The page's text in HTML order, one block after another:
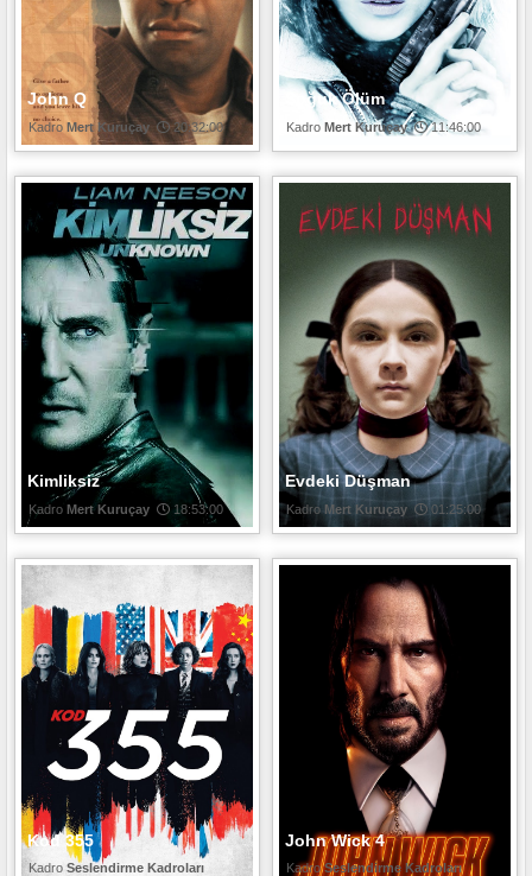
John Q
Mert Kuruçay 20:32:00
Soğuk Ölüm
Mert Kuruçay 11:46:00
Kimliksiz
Mert Kuruçay 18:53:00
Evdeki Düşman
Mert Kuruçay 01:25:00
Kod 355
Seslendirme Kadroları
John Wick 4
Seslendirme Kadroları